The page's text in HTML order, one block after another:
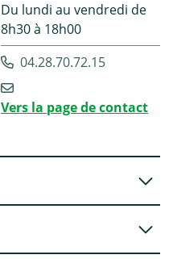
Du lundi au vendredi de
8h30 à 18h00
04.28.70.72.15
Vers la page de contact